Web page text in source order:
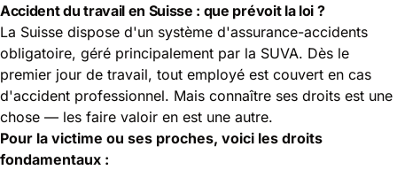
Accident du travail en Suisse : que prévoit la loi ?
La Suisse dispose d'un système d'assurance-accidents
obligatoire, géré principalement par la SUVA. Dès le
premier jour de travail, tout employé est couvert en cas
d'accident professionnel. Mais connaître ses droits est une
chose — les faire valoir en est une autre.
Pour la victime ou ses proches, voici les droits
fondamentaux :